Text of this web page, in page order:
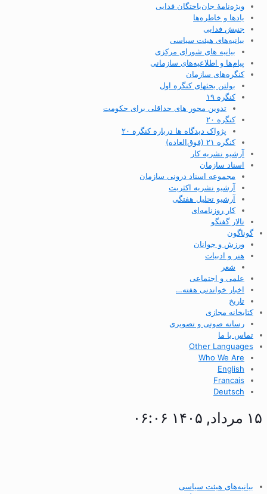
ویژه‌نامهٔ جان‌باختگان فدایی
یادها و خاطره‌ها
جنبش فدایی
بیانیه‌های هیئت سیاسی
بیانیه های شورای مرکزی
پیام‌ها و اطلاعیه‌های سازمانی
کنگره‌های سازمان
بولتن بحثهای کنگره اول
کنگره ۱۹
تدوین محور های حداقلی برای حکومت
کنگره ۲۰
پژواک دیدگاه ها درباره کنگره ۲۰
کنگره ۲۱ (فوق‌العاده)
آرشیو نشریه کار
اسناد سازمان
مجموعه اسناد درونی سازمان
آرشیو نشریه اکثریت
آرشیو تحلیل هفتگی
کار روزنامه‌ای
تالار گفتگو
گوناگون
ورزش و جوانان
هنر و ادبیات
شعر
علمی و اجتماعی
اخبار خواندنی هفته…
تاریخ
کتابخانه مجازی
رسانه صوتی و تصویری
تماس با ما
Other Languages
Who We Are
English
Francais
Deutsch
۱۵ مرداد, ۱۴۰۵ ۰۶:۰۶
بیانیه‌های هیئت سیاسی